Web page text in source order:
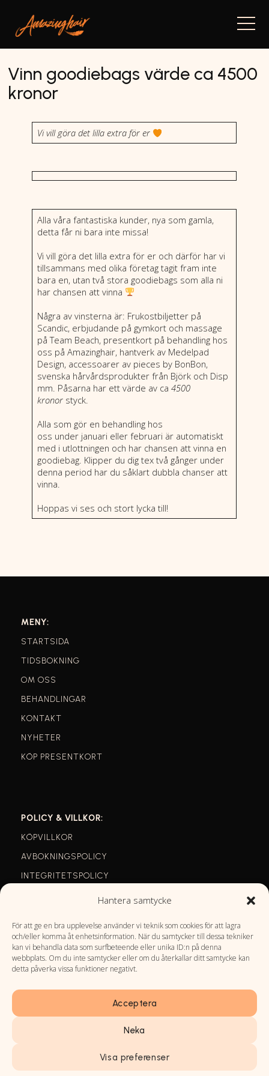
Hantera samtycke
För att ge en bra upplevelse använder vi teknik som cookies för att lagra
och/eller komma åt enhetsinformation. När du samtycker till dessa tekniker
kan vi behandla data som surfbeteende eller unika ID:n på denna
webbplats. Om du inte samtycker eller om du återkallar ditt samtycke kan
detta påverka vissa funktioner negativt.
Acceptera
Neka
Visa preferenser
Vinn goodiebags värde ca 4500
kronor
Vi vill göra det lilla extra för er
Alla våra fantastiska kunder, nya som gamla,
detta får ni bara inte missa!
Vi vill göra det lilla extra för er och därför har vi
tillsammans med olika företag tagit fram inte
bara en, utan två stora goodiebags som alla ni
har chansen att vinna
Några av vinsterna är: Frukostbiljetter på
Scandic, erbjudande på gymkort och massage
på Team Beach, presentkort på behandling hos
oss på Amazinghair, hantverk av Medelpad
Design, accessoarer av pieces by BonBon,
svenska hårvårdsprodukter från Björk och Disp
mm. Påsarna har ett värde av ca 4500
kronorstyck.
Alla som gör en behandling hos
oss under januari eller februari är automatiskt
med i utlottningen och har chansen att vinna en
goodiebag. Klipper du dig tex två gånger under
denna period har du såklart dubbla chanser att
vinna.
Hoppas vi ses och stort lycka till!
MENY:
STARTSIDA
TIDSBOKNING
OM OSS
BEHANDLINGAR
KONTAKT
NYHETER
KÖP PRESENTKORT
POLICY & VILLKOR:
KÖPVILLKOR
AVBOKNINGSPOLICY
INTEGRITETSPOLICY
SOCIALA MEDIER:
FACEBOOK
AMAZINGHAIR ©2025